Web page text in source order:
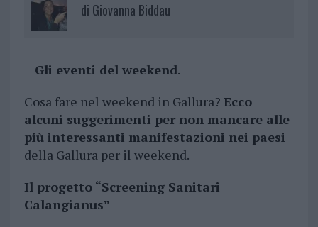
di Giovanna Biddau
Gli eventi del weekend.
Cosa fare nel weekend in Gallura? Ecco
alcuni suggerimenti per non mancare alle
più interessanti manifestazioni nei paesi
della Gallura per il weekend.
Il progetto “Screening Sanitari
Calangianus”